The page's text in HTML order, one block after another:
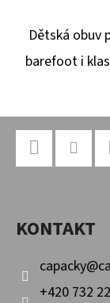
Dětská obuv
barefoot i
KONTAKT
capacky@
+420 732